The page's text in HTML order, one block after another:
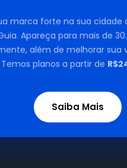
marca forte na sua cidade
Apareça para mais de
além de melhorar sua
planos a partir de
Saiba Mais